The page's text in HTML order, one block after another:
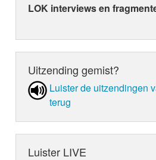
LOK interviews en
Uitzending gemist?
Luister de uit­zen­din­gen
terug
Luister LIVE